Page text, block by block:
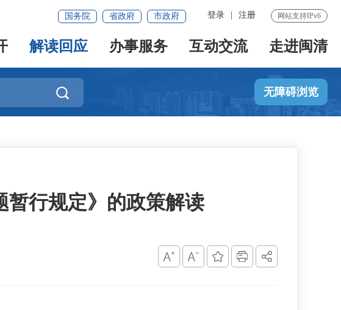
网站支持IPv6
登录 注册
国务院 省政府 市政府
解读回应 办事服务 互动交流 走进闽清
 无障碍浏览
暂行规定》的政策解读